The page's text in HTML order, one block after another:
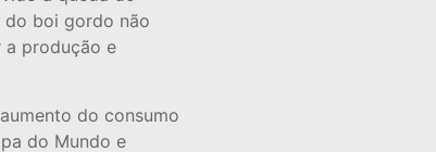
do boi gordo não
a produção e
do consumo
do Mundo e